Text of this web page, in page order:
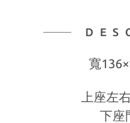
寬
上座左
下座